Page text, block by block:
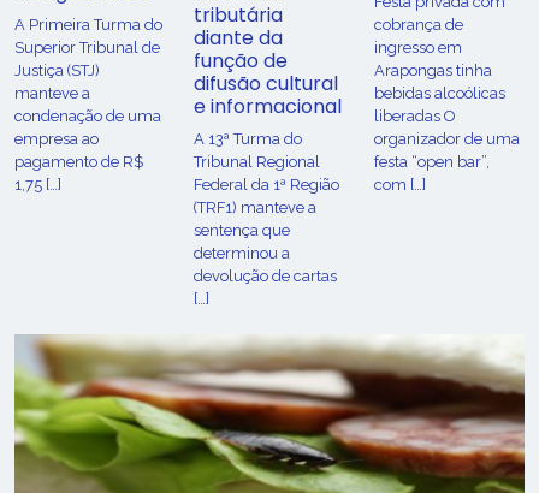
​A Primeira Turma do
Superior Tribunal de
Justiça (STJ)
manteve a
condenação de uma
empresa ao
pagamento de R$
1,75 […]
tributária
diante da
função de
difusão cultural
e informacional
A 13ª Turma do
Tribunal Regional
Federal da 1ª Região
(TRF1) manteve a
sentença que
determinou a
devolução de cartas
[…]
cobrança de
ingresso em
Arapongas tinha
bebidas alcoólicas
liberadas O
organizador de uma
festa “open bar”,
com […]